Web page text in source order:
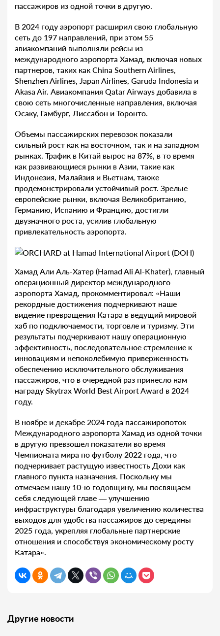
пассажиров из одной точки в другую.
В 2024 году аэропорт расширил свою глобальную
сеть до 197 направлений, при этом 55
авиакомпаний выполняли рейсы из
международного аэропорта Хамад, включая новых
партнеров, таких как China Southern Airlines,
Shenzhen Airlines, Japan Airlines, Garuda Indonesia и
Akasa Air. Авиакомпания Qatar Airways добавила в
свою сеть многочисленные направления, включая
Осаку, Гамбург, Лиссабон и Торонто.
Объемы пассажирских перевозок показали
сильный рост как на восточном, так и на западном
рынках. Трафик в Китай вырос на 87%, в то время
как развивающиеся рынки в Азии, такие как
Индонезия, Малайзия и Вьетнам, также
продемонстрировали устойчивый рост. Зрелые
европейские рынки, включая Великобританию,
Германию, Испанию и Францию, достигли
двузначного роста, усилив глобальную
привлекательность аэропорта.
Хамад Али Аль-Хатер (Hamad Ali Al-Khater), главный
операционный директор международного
аэропорта Хамад, прокомментировал: «Наши
рекордные достижения подчеркивают наше
видение превращения Катара в ведущий мировой
хаб по подключаемости, торговле и туризму. Эти
результаты подчеркивают нашу операционную
эффективность, последовательное стремление к
инновациям и непоколебимую приверженность
обеспечению исключительного обслуживания
пассажиров, что в очередной раз принесло нам
награду Skytrax World Best Airport Award в 2024
году.
В ноябре и декабре 2024 года пассажиропоток
Международного аэропорта Хамад из одной точки
в другую превзошел показатели во время
Чемпионата мира по футболу 2022 года, что
подчеркивает растущую известность Дохи как
главного пункта назначения. Поскольку мы
отмечаем нашу 10-ю годовщину, мы посвящаем
себя следующей главе — улучшению
инфраструктуры благодаря увеличению количества
выходов для удобства пассажиров до середины
2025 года, укрепляя глобальные партнерские
отношения и способствуя экономическому росту
Катара».
Другие новости